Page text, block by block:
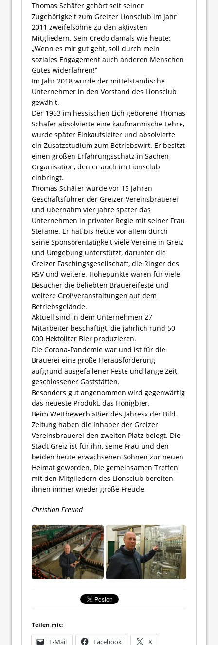
Thomas Schäfer gehört seit seiner
Zugehörigkeit zum Greizer Lionsclub im Jahr
2011 zweifelsohne zu den aktivsten
Mitgliedern. Sein Credo damals wie heute:
„Wenn es mir gut geht, soll durch mein
soziales Engagement auch anderen Menschen
Gutes widerfahren!“
Im Jahr 2018 wurde der mittelständische
Unternehmer in den Vorstand des Lionsclub
gewählt.
Der 1963 im hessischen Lich geborene Thomas
Schäfer absolvierte eine kaufmännische Lehre,
wurde später Einkaufsleiter und absolvierte
ein Zusatzstudium zum Betriebswirt. Er besitzt
einen großen Erfahrungsschatz in Sachen
Organisation, den er auch im Lionsclub
einbringt.
Thomas Schäfer wurde vor 15 Jahren
Geschäftsführer der Greizer Vereinsbrauerei
und übernahm vier Jahre später das
Unternehmen in privater Regie mit seiner Frau
Stefanie. Er hat bis heute vor allem durch
seine Sponsorentätigkeit viele Vereine in Greiz
und Umgebung unterstützt, darunter die
Greizer Faschingsgesellschaft, die Ringer des
RSV und weitere. Höhepunkte waren für viele
Besucher die beliebten Brauereifeste und
weitere Großveranstaltungen auf dem
Betriebsgelände.
Aktuell sind in dem Unternehmen 27
Mitarbeiter beschäftigt, die jährlich rund 50
000 Hektoliter Bier produzieren.
Die Corona-Pandemie war und ist für die
Brauerei eine große Herausforderung
aufgrund ausgefallener Feste und lange Zeit
geschlossener Gaststätten.
Besonders gut angenommen wird gegenwärtig
das neueste Produkt, das Honigbier.
Beim Wettbewerb »Bier des Jahres« der Bild-
Zeitung haben die Inhaber der Greizer
Vereinsbrauerei den zweiten Platz belegt. Die
Stadt Greiz ist für ihn, seine Frau und den
beiden heute erwachsenen Söhnen zur neuen
Heimat geworden. Die gemeinsamen Treffen
mit den Mitgliedern des Lionsclub bereiten
ihnen immer wieder große Freude.
Christian Freund
Teilen mit:
E-Mail Facebook X